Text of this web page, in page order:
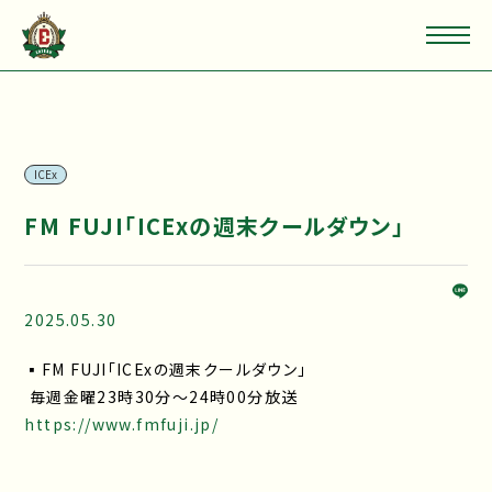
ICEx
FM FUJI「ICExの週末クールダウン」
2025.05.30
▪FM FUJI「ICExの週末クールダウン」
毎週金曜23時30分～24時00分放送
https://www.fmfuji.jp/